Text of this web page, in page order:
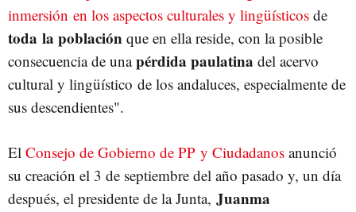
inmersión en los aspectos culturales y lingüísticos de
toda la población que en ella reside, con la posible
consecuencia de unapérdida paulatina del acervo
cultural y lingüístico de los andaluces, especialmente de
sus descendientes".
El Consejo de Gobierno de PP y Ciudadanos anunció
su creación el 3 de septiembre del año pasado y, un día
después, el presidente de la Junta, Juanma